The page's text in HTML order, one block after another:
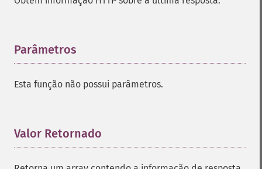
Parâmetros
Esta função não possui parâmetros.
Valor Retornado